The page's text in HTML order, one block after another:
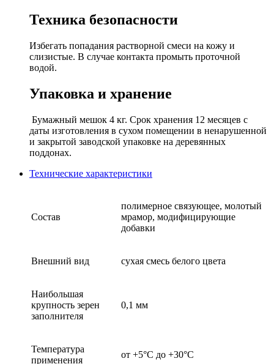
Техника безопасности
Избегать попадания растворной смеси на кожу и
слизистые. В случае контакта промыть проточной
водой.
Упаковка и хранение
Бумажный мешок 4 кг. Срок хранения 12 месяцев с
даты изготовления в сухом помещении в ненарушенной
и закрытой заводской упаковке на деревянных
поддонах.
Технические характеристики
Состав
полимерное связующее, молотый
мрамор, модифицирующие
добавки
Внешний вид сухая смесь белого цвета
Наибольшая
крупность зерен
заполнителя
0,1 мм
Температура
применения
от +5°С до +30°С